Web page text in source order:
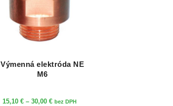
Výmenná elektróda NE
M6
15,10€ – 30,00€Price
bez DPH